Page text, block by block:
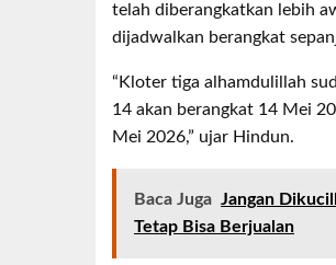
telah diberangkatkan lebih
dijadwalkan berangkat
“Kloter tiga alhamdulillah
14 akan berangkat 14 Mei
Mei 2026,” ujar Hindun.
Baca Juga Jangan
Tetap Bisa Berjualan